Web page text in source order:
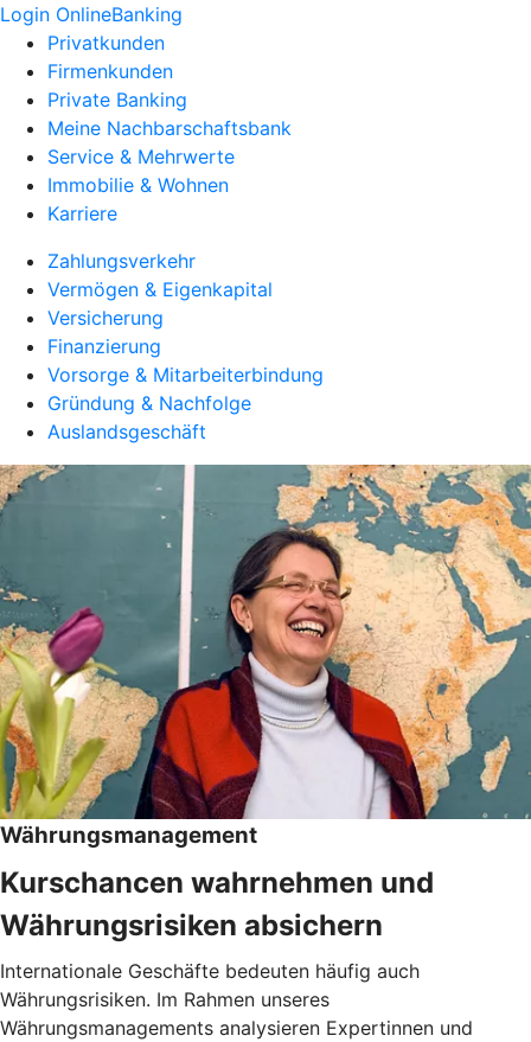
Login OnlineBanking
Privatkunden
Firmenkunden
Private Banking
Meine Nachbarschaftsbank
Service & Mehrwerte
Immobilie & Wohnen
Karriere
Zahlungsverkehr
Vermögen & Eigenkapital
Versicherung
Finanzierung
Vorsorge & Mitarbeiterbindung
Gründung & Nachfolge
Auslandsgeschäft
Währungsmanagement
Kurschancen wahrnehmen und
Währungsrisiken absichern
Internationale Geschäfte bedeuten häufig auch
Währungsrisiken. Im Rahmen unseres
Währungsmanagements analysieren Expertinnen und